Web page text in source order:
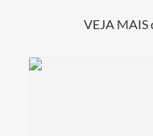
VEJA MAIS